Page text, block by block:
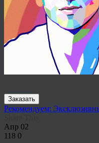
Заказать
Рекомендуем:
Апр 02
118 0